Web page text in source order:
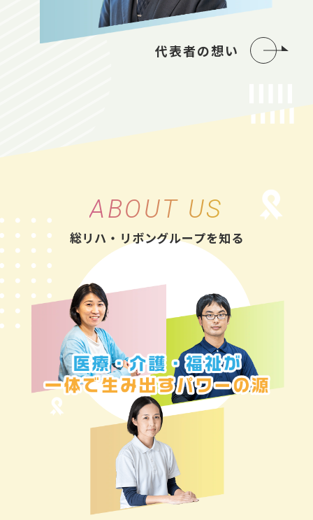
代表者の想い
ABOUT US
総リハ・リボングループを知る